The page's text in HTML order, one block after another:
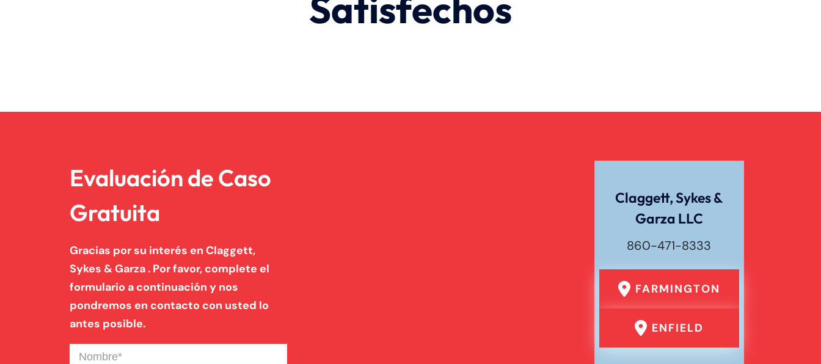
Evaluación de Caso
Gratuita
Gracias por su interés en Claggett,
Sykes & Garza . Por favor, complete el
formulario a continuación y nos
pondremos en contacto con usted lo
antes posible.
Nombre(Required)
Claggett, Sykes &
Garza LLC
860-471-8333
FARMINGTON
ENFIELD